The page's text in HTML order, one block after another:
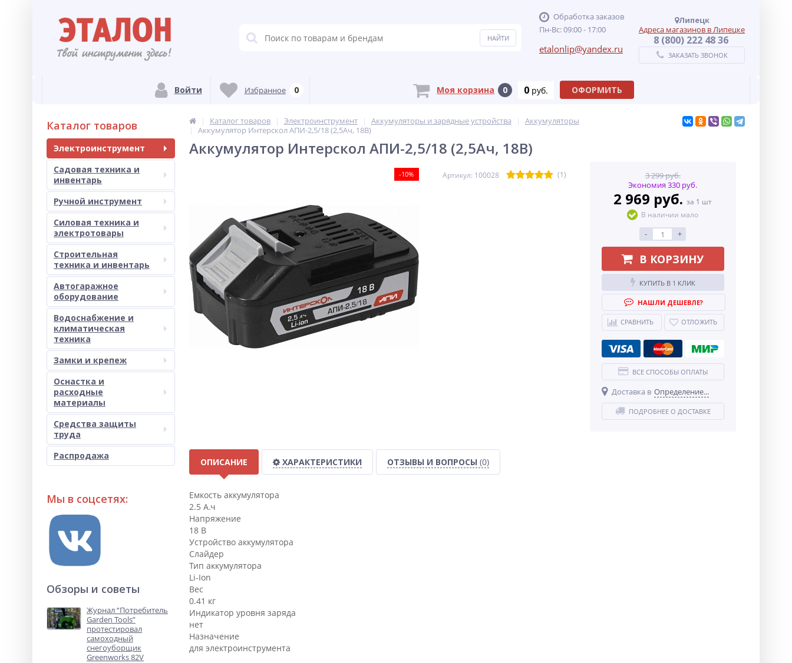
Обработка заказов
Пн-Вс: 09:00 - 17:00
etalonlip@yandex.ru
Липецк
Адреса магазинов в Липецке
8 (800) 222 48 36
ЗАКАЗАТЬ ЗВОНОК
Войти Избранное 0 Моя корзина 0 0 руб. ОФОРМИТЬ
Каталог товаров
Электроинструмент
Садовая техника и
инвентарь
Ручной инструмент
Силовая техника и
электротовары
Строительная
техника и инвентарь
Автогаражное
оборудование
Водоснабжение и
климатическая
техника
Замки и крепеж
Оснастка и
расходные
материалы
Средства защиты
труда
Распродажа
Мы в соцсетях:
Обзоры и советы
Журнал “Потребитель
Garden Tools”
протестировал
самоходный
снегоуборщик
Greenworks 82V
Каталог товаров Электроинструмент Аккумуляторы и зарядные устройства
Аккумуляторы
Аккумулятор Интерскол АПИ-2,5/18 (2,5Ач, 18В)
Аккумулятор Интерскол АПИ-2,5/18 (2,5Ач, 18В)
-10% Артикул: 100028 (1)
3 299 руб.
Экономия 330 руб.
2 969 руб.за 1 шт
В наличии мало
- +
В КОРЗИНУ
КУПИТЬ В 1 КЛИК
НАШЛИ ДЕШЕВЛЕ?
СРАВНИТЬ ОТЛОЖИТЬ
ВСЕ СПОСОБЫ ОПЛАТЫ
Доставка в Определение...
ПОДРОБНЕЕ О ДОСТАВКЕ
ОПИСАНИЕ ХАРАКТЕРИСТИКИ ОТЗЫВЫ И ВОПРОСЫ (0)
Емкость аккумулятора
2.5 А.ч
Напряжение
18 В
Устройство аккумулятора
Слайдер
Тип аккумулятора
Li-Ion
Вес
0.41 кг
Индикатор уровня заряда
нет
Назначение
для электроинструмента